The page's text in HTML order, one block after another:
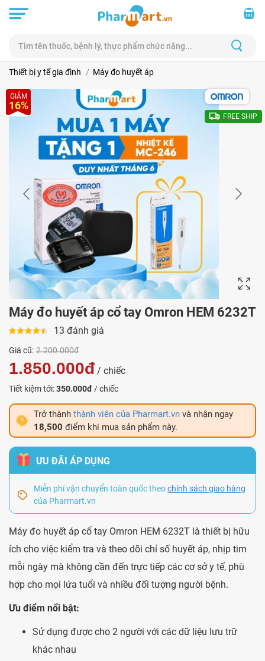
Thiết bị y tế gia đình Máy đo huyết áp
FREE SHIP
GIẢM
16%
Máy đo huyết áp cổ tay Omron HEM 6232T
13 đánh giá
Giá cũ: 2.200.000đ
1.850.000đ / chiếc
Tiết kiệm tới:350.000đ / chiếc
Trở thành thành viên của Pharmart.vn và nhận ngay
18,500 điểm khi mua sản phẩm này.
ƯU ĐÃI ÁP DỤNG
Miễn phí vận chuyển toàn quốc theochính sách giao hàng
của Pharmart.vn
Máy đo huyết áp cổ tay Omron HEM 6232T là thiết bị hữu
ích cho việc kiểm tra và theo dõi chỉ số huyết áp, nhịp tim
mỗi ngày mà không cần đến trực tiếp các cơ sở y tế, phù
hợp cho mọi lứa tuổi và nhiều đối tượng người bệnh.
Ưu điểm nổi bật:
Sử dụng được cho 2 người với các dữ liệu lưu trữ
khác nhau